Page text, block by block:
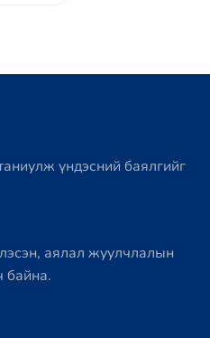
үндэсний баялгийг
аялал жуулчлалын
байна.